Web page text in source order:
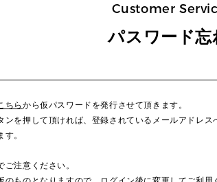
Customer
パスワード忘
ちらから仮パスワードを発行させて頂きます。
を押して頂ければ、登録されているメールアドレス
。
注意ください。